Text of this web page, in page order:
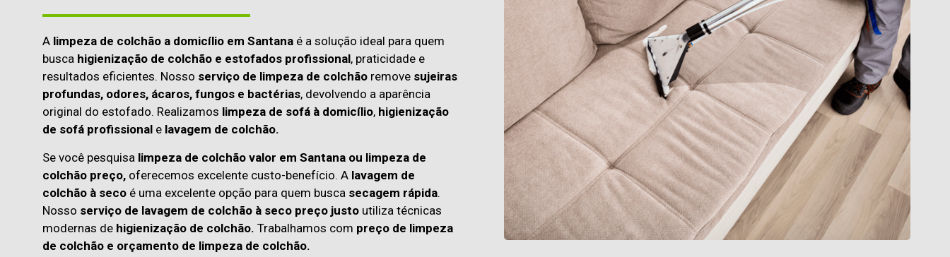
A limpeza de colchão a domicílio em Santana é a solução ideal para quem
busca higienização de colchão e estofados profissional, praticidade e
resultados eficientes. Nosso serviço de limpeza de colchão remove sujeiras
profundas, odores, ácaros, fungos e bactérias, devolvendo a aparência
original do estofado. Realizamos limpeza de sofá à domicílio, higienização
de sofá profissional e lavagem de colchão.
Se você pesquisa limpeza de colchão valor em Santana ou limpeza de
colchão preço, oferecemos excelente custo-benefício. A lavagem de
colchão à seco é uma excelente opção para quem busca secagem rápida.
Nosso serviço de lavagem de colchão à seco preço justo utiliza técnicas
modernas de higienização de colchão. Trabalhamos com preço de limpeza
de colchão e orçamento de limpeza de colchão.